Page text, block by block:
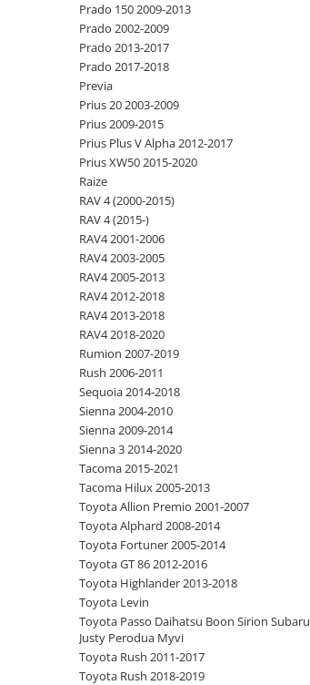
Prado 150 2009-2013
Prado 2002-2009
Prado 2013-2017
Prado 2017-2018
Previa
Prius 20 2003-2009
Prius 2009-2015
Prius Plus V Alpha 2012-2017
Prius XW50 2015-2020
Raize
RAV 4 (2000-2015)
RAV 4 (2015-)
RAV4 2001-2006
RAV4 2003-2005
RAV4 2005-2013
RAV4 2012-2018
RAV4 2013-2018
RAV4 2018-2020
Rumion 2007-2019
Rush 2006-2011
Sequoia 2014-2018
Sienna 2004-2010
Sienna 2009-2014
Sienna 3 2014-2020
Tacoma 2015-2021
Tacoma Hilux 2005-2013
Toyota Allion Premio 2001-2007
Toyota Alphard 2008-2014
Toyota Fortuner 2005-2014
Toyota GT 86 2012-2016
Toyota Highlander 2013-2018
Toyota Levin
Toyota Passo Daihatsu Boon Sirion Subaru
Justy Perodua Myvi
Toyota Rush 2011-2017
Toyota Rush 2018-2019